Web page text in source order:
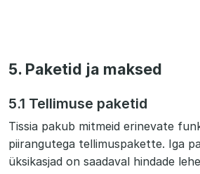
5. Paketid ja maksed
5.1 Tellimuse paketid
Tissia pakub mitmeid erinevate
piirangutega tellimuspakette. Iga
üksikasjad on saadaval hindade